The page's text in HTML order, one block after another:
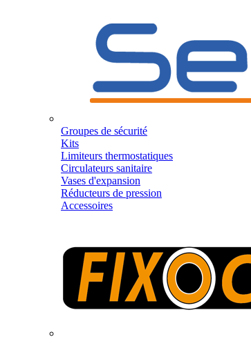
Groupes de sécurité
Kits
Limiteurs thermostatiques
Circulateurs sanitaire
Vases d'expansion
Réducteurs de pression
Accessoires